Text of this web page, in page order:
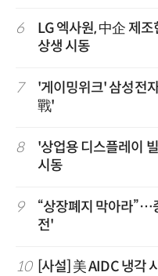
6
LG 엑사원, 中企 제
상생 시동
7
'게이밍위크' 삼성전
戰'
8
'상업용 디스플레이
시동
9
“상장폐지 막아라”…
전'
10 [사설] 美 AIDC 냉각